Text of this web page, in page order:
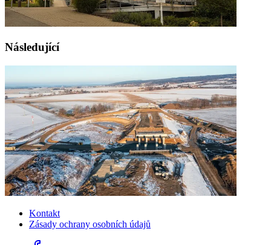
Následující
Kontakt
Zásady ochrany osobních údajů